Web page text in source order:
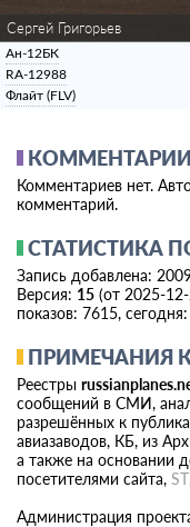
Сергей Григорьев
Ан-12БК
RA-12988
Флайт (FLV)
КОММЕНТАРИИ
Комментариев нет.
комментарий.
СТАТИСТИКА
Запись добавлена:
Версия: 15 (от 2025-
показов: 7615, сегодня:
ПРИМЕЧАНИЯ К
Реестры
сообщений в СМИ,
разрешённых к
авиазаводов, КБ, из
а также на основании
посетителями сайта, ST
Администрация